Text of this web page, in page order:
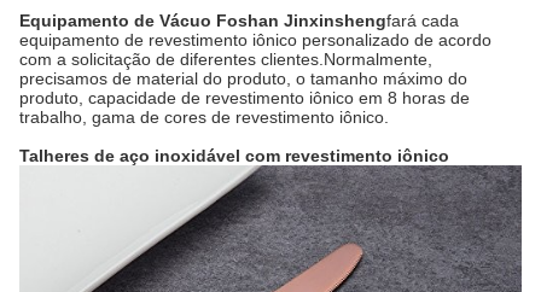
Equipamento de Vácuo Foshan Jinxinshengfará cada
equipamento de revestimento iônico personalizado de acordo
com a solicitação de diferentes clientes.Normalmente,
precisamos de material do produto, o tamanho máximo do
produto, capacidade de revestimento iônico em 8 horas de
trabalho, gama de cores de revestimento iônico.
Talheres de aço inoxidável com revestimento iônico